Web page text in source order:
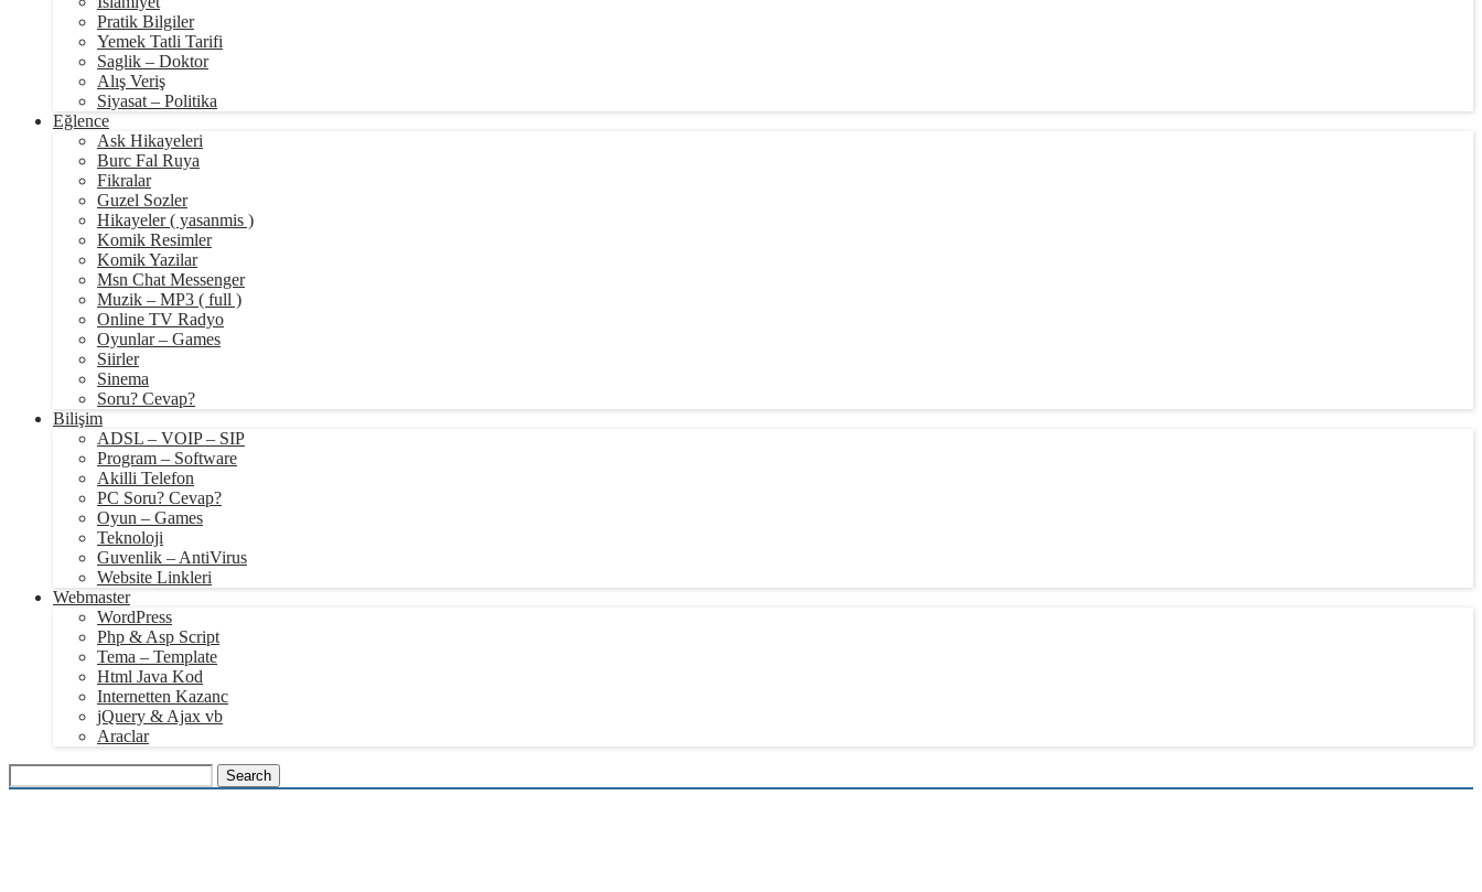
Pratik Bilgiler
Yemek Tatli Tarifi
Saglik – Doktor
Alış Veriş
Siyasat – Politika
Eğlence
Ask Hikayeleri
Burc Fal Ruya
Fikralar
Guzel Sozler
Hikayeler ( yasanmis )
Komik Resimler
Komik Yazilar
Msn Chat Messenger
Muzik – MP3 ( full )
Online TV Radyo
Oyunlar – Games
Siirler
Sinema
Soru? Cevap?
Bilişim
ADSL – VOIP – SIP
Program – Software
Akilli Telefon
PC Soru? Cevap?
Oyun – Games
Teknoloji
Guvenlik – AntiVirus
Website Linkleri
Webmaster
WordPress
Php & Asp Script
Tema – Template
Html Java Kod
Internetten Kazanc
jQuery & Ajax vb
Araclar